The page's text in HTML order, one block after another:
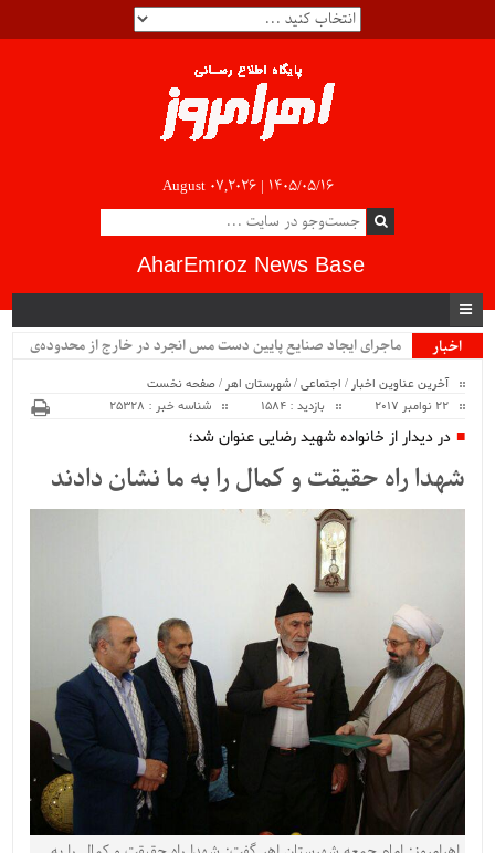
August 07,2026 | ۱۴۰۵/۰۵/۱۶
AharEmroz News Base
اخبار
ماجرای ایجاد صنایع پایین دست مس انجرد در خارج از محدوده‌ی
آخرین عناوین اخبار / اجتماعی/شهرستان اهر /صفحه نخست
22 نوامبر 2017
بازدید : 1584 شناسه خبر : 25328
در دیدار از خانواده شهید رضایی عنوان شد؛
شهدا راه حقیقت و کمال را به ما نشان دادند